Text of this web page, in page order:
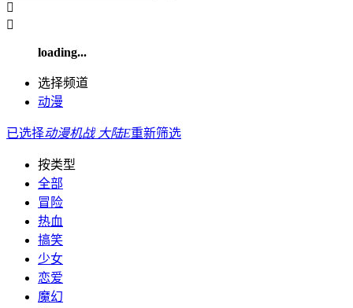


loading...
选择频道
动漫
已选择动漫机战 大陆E重新筛选
按类型
全部
冒险
热血
搞笑
少女
恋爱
魔幻